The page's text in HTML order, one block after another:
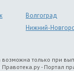
Волгоград
Нижний-
возможна только при
- Портал